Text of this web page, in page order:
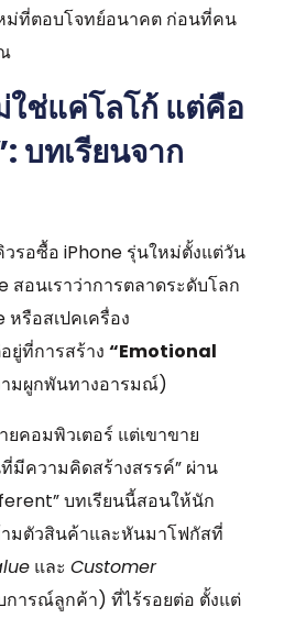
ม่ที่ตอบโจทย์อนาคต ก่อนที่คน
ใช่แค่โลโก้ แต่คือ
บทเรียนจาก
รอซื้อ iPhone รุ่นใหม่ตั้งแต่วัน
สอนเราว่าการตลาดระดับโลก
รือสเปคเครื่อง
ยู่ที่การสร้าง “Emotional
มผูกพันทางอารมณ์)
คอมพิวเตอร์ แต่เขาขาย
มีความคิดสร้างสรรค์” ผ่าน
บทเรียนนี้สอนให้นัก
มตัวสินค้าและหันมาโฟกัสที่
และ Customer
การณ์ลูกค้า) ที่ไร้รอยต่อ ตั้งแต่